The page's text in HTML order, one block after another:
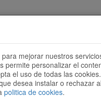
Quieres ser
mejorar nuestros
permite personalizar el
el uso de todas las
desea instalar o rechazar
politica de cookies.